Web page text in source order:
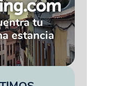
tu
estancia